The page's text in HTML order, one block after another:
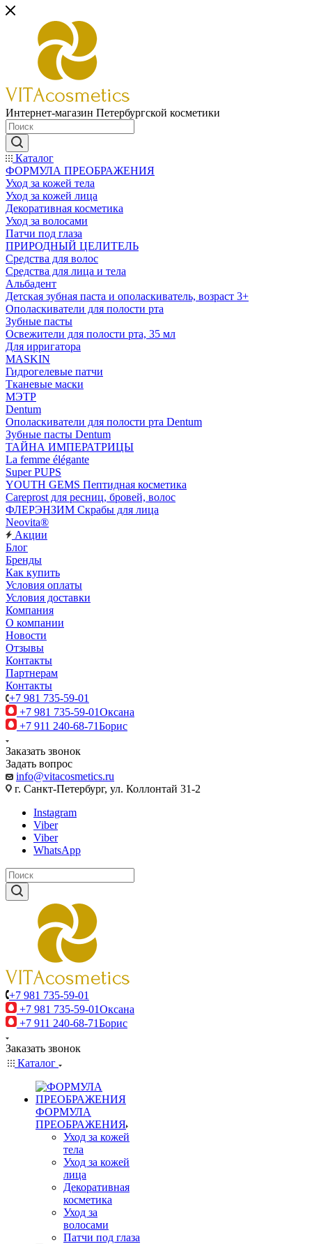
Интернет-магазин Петербургской косметики
Каталог
ФОРМУЛА ПРЕОБРАЖЕНИЯ
Уход за кожей тела
Уход за кожей лица
Декоративная косметика
Уход за волосами
Патчи под глаза
ПРИРОДНЫЙ ЦЕЛИТЕЛЬ
Средства для волос
Средства для лица и тела
Альбадент
Детская зубная паста и ополаскиватель, возраст 3+
Ополаскиватели для полости рта
Зубные пасты
Освежители для полости рта, 35 мл
Для ирригатора
MASKIN
Гидрогелевые патчи
Тканевые маски
МЭТР
Dentum
Ополаскиватели для полости рта Dentum
Зубные пасты Dentum
ТАЙНА ИМПЕРАТРИЦЫ
La femme élégante
Super PUPS
YOUTH GEMS Пептидная косметика
Careprost для ресниц, бровей, волос
ФЛЕРЭНЗИМ Скрабы для лица
Neovita®
Акции
Блог
Бренды
Как купить
Условия оплаты
Условия доставки
Компания
О компании
Новости
Отзывы
Контакты
Партнерам
Контакты
+7 981 735-59-01
+7 981 735-59-01Оксана
+7 911 240-68-71Борис
Заказать звонок
Задать вопрос
info@vitacosmetics.ru
г. Санкт-Петербург, ул. Коллонтай 31-2
Instagram
Viber
Viber
WhatsApp
+7 981 735-59-01
+7 981 735-59-01Оксана
+7 911 240-68-71Борис
Заказать звонок
Каталог
ФОРМУЛА
ПРЕОБРАЖЕНИЯ
Уход за кожей
тела
Уход за кожей
лица
Декоративная
косметика
Уход за
волосами
Патчи под глаза